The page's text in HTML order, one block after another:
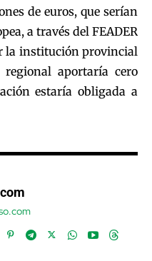
de euros, que serían
a través del FEADER
la institución provincial
regional aportaría cero
estaría obligada a